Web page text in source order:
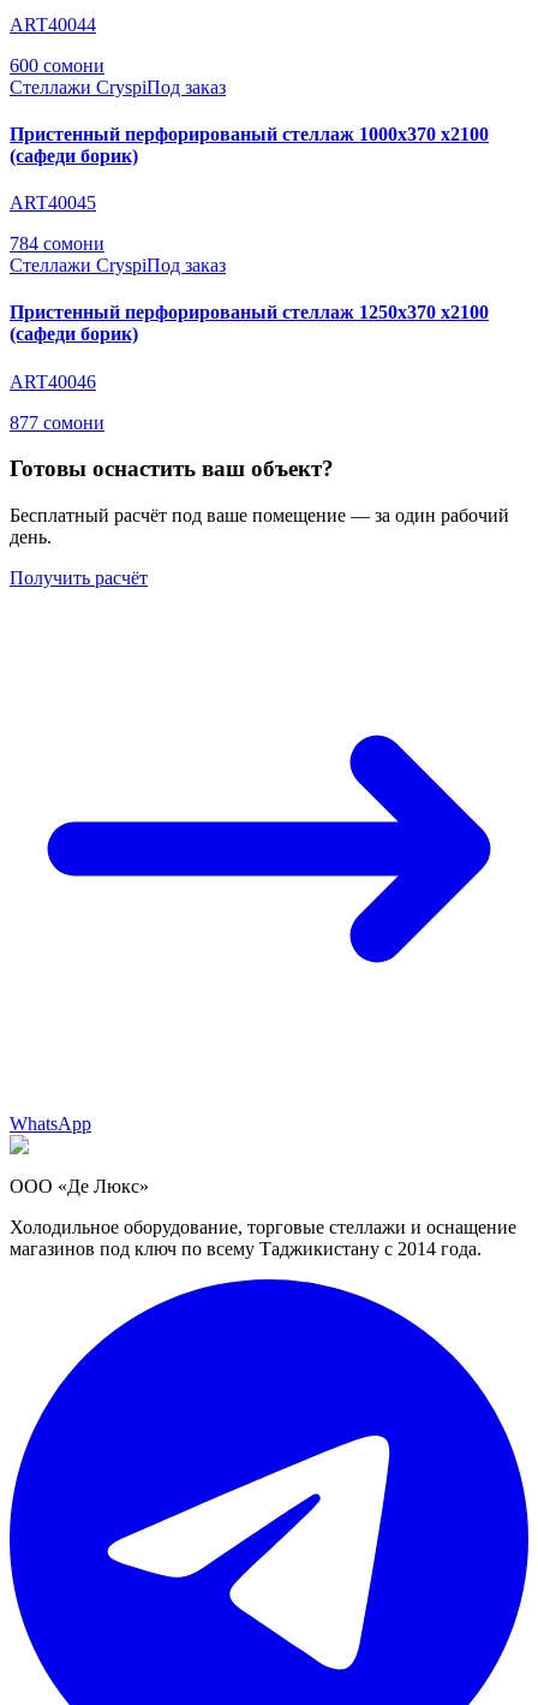
ART40044
600 сомони
Стеллажи CryspiПод заказ
Пристенный перфорированый стеллаж 1000х370 х2100
(сафеди борик)
ART40045
784 сомони
Стеллажи CryspiПод заказ
Пристенный перфорированый стеллаж 1250х370 х2100
(сафеди борик)
ART40046
877 сомони
Готовы оснастить ваш объект?
Бесплатный расчёт под ваше помещение — за один рабочий
день.
Получить расчёт
WhatsApp
ООО «Де Люкс»
Холодильное оборудование, торговые стеллажи и оснащение
магазинов под ключ по всему Таджикистану с 2014 года.